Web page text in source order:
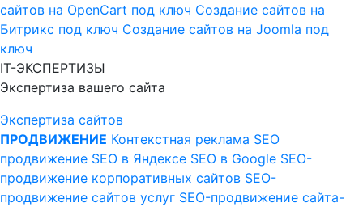
сайтов на OpenCart под ключ Создание сайтов на
Битрикс под ключ Создание сайтов на Joomla под
ключ
IT-ЭКСПЕРТИЗЫ
Экспертиза вашего сайта
Экспертиза сайтов
ПРОДВИЖЕНИЕ Контекстная реклама SEO
продвижение SEO в Яндексе SEO в Google SEO-
продвижение корпоративных сайтов SEO-
продвижение сайтов услуг SEO-продвижение сайта-